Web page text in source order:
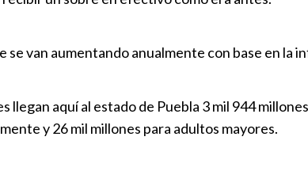
van aumentando anualmente con base en la
aquí al estado de Puebla 3 mil 944
y 26 mil millones para adultos mayores.